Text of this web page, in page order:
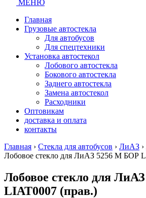
МЕНЮ
Главная
Грузовые автостекла
Для автобусов
Для спецтехники
Установка автостекол
Лобового автостекла
Бокового автостекла
Заднего автостекла
Замена автостекол
Расходники
Оптовикам
доставка и оплата
контакты
Главная › Стекла для автобусов › ЛиАЗ ›
Лобовое стекло для ЛиАЗ 5256 М БОР
Лобовое стекло для
LIAT0007 (прав.)